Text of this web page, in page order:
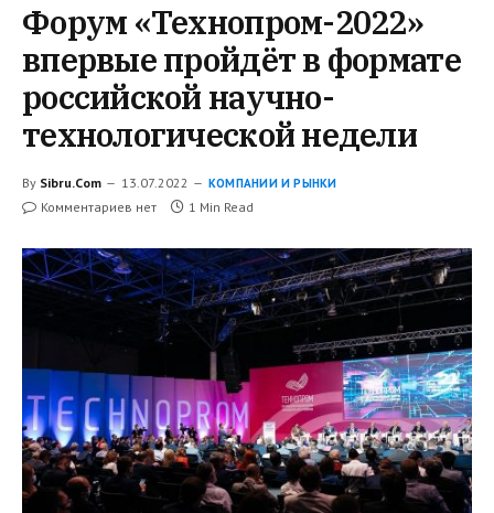
Форум «Технопром-2022»
впервые пройдёт в формате
российской научно-
технологической недели
By Sibru.Com 13.07.2022 КОМПАНИИ И РЫНКИ
Комментариев нет 1 Min Read